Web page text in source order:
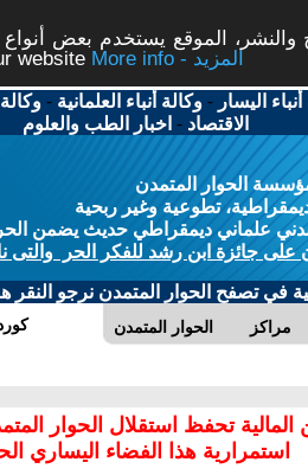
الموقع يستخدم بعض
website
More info - المزيد
اليسار -وكالة أنباء العلمانية -
الاقتصاد - اخبار الطب والعلوم
الحوار المتمدن
تطوعية وغير ربحية
علماني ديمقراطي حديث يضمن الحرية
على جائزة ابن رشد للفكر الحر والتى
في تصفح الحوار المتمدن نرجو النقر
الحوار المتمدن مراكز
المالية تحفظ استقلال الحوار
استمرارية هذا الفضاء اليساري